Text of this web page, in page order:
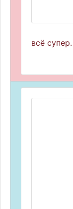
всё супер.